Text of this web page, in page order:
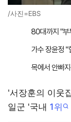
/사진=EBS
'서장훈의 이웃
일군 '국내 1위